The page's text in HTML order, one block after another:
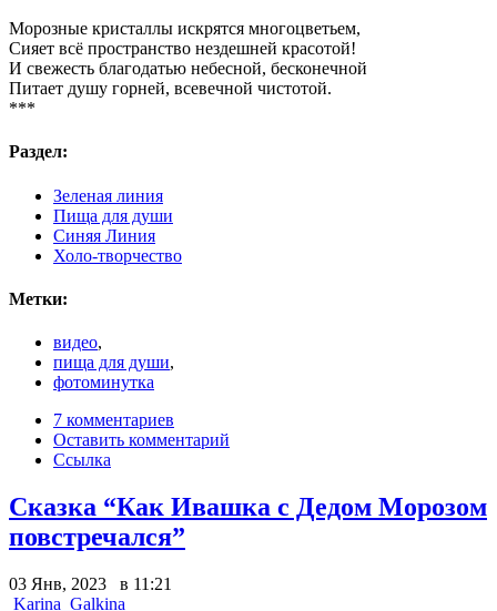
Морозные кристаллы искрятся многоцветьем,
Сияет всё пространство нездешней красотой!
И свежесть благодатью небесной, бесконечной
Питает душу горней, всевечной чистотой.
***
Раздел:
Зеленая линия
Пища для души
Синяя Линия
Холо-творчество
Метки:
видео,
пища для души,
фотоминутка
7 комментариев
Оставить комментарий
Ссылка
Сказка “Как Ивашка с Дедом Морозом
повстречался”
03 Янв, 2023 в 11:21
Karina_Galkina